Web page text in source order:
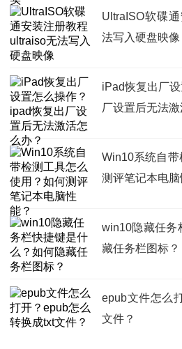
UltraISO软碟
法写入硬盘映像
iPad恢复出厂
厂设置后无法激
Win10系统自
测评笔记本电脑
win10隐藏任务
藏任务栏图标？
epub文件怎么
文件？